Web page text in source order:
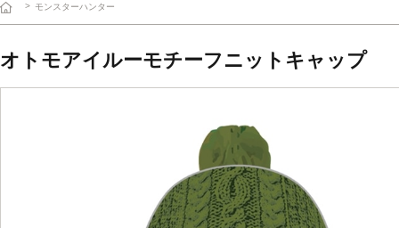
> モンスターハンター
オトモアイルーモチーフニットキャップ